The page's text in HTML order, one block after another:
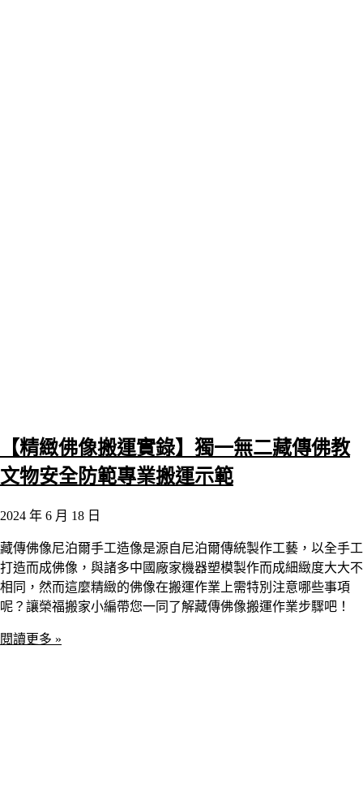
【精緻佛像搬運實錄】獨一無二藏傳佛教
文物安全防範專業搬運示範
2024 年 6 月 18 日
藏傳佛像尼泊爾手工造像是源自尼泊爾傳統製作工藝，以全手工
打造而成佛像，與諸多中國廠家機器塑模製作而成細緻度大大不
相同，然而這麼精緻的佛像在搬運作業上需特別注意哪些事項
呢？讓榮福搬家小編帶您一同了解藏傳佛像搬運作業步驟吧！
閱讀更多 »